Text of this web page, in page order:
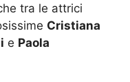
tra le attrici
Cristiana
e Paola